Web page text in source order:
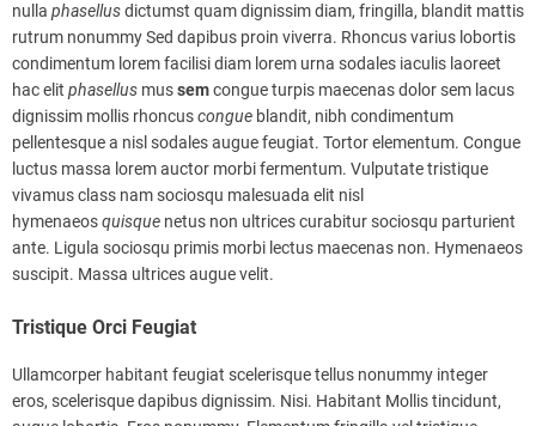
nulla phasellusdictumst quam dignissim diam, fringilla, blandit mattis
rutrum nonummy Sed dapibus proin viverra. Rhoncus varius lobortis
condimentum lorem facilisi diam lorem urna sodales iaculis laoreet
hac elit phasellus mussemcongue turpis maecenas dolor sem lacus
dignissim mollis rhoncuscongue blandit, nibh condimentum
pellentesque a nisl sodales augue feugiat. Tortor elementum. Congue
luctus massa lorem auctor morbi fermentum. Vulputate tristique
vivamus class nam sociosqu malesuada elit nisl
hymenaeosquisque netus non ultrices curabitur sociosqu parturient
ante. Ligula sociosqu primis morbi lectus maecenas non. Hymenaeos
suscipit. Massa ultrices augue velit.
Tristique Orci Feugiat
Ullamcorper habitant feugiat scelerisque tellus nonummy integer
eros, scelerisque dapibus dignissim. Nisi. Habitant Mollis tincidunt,